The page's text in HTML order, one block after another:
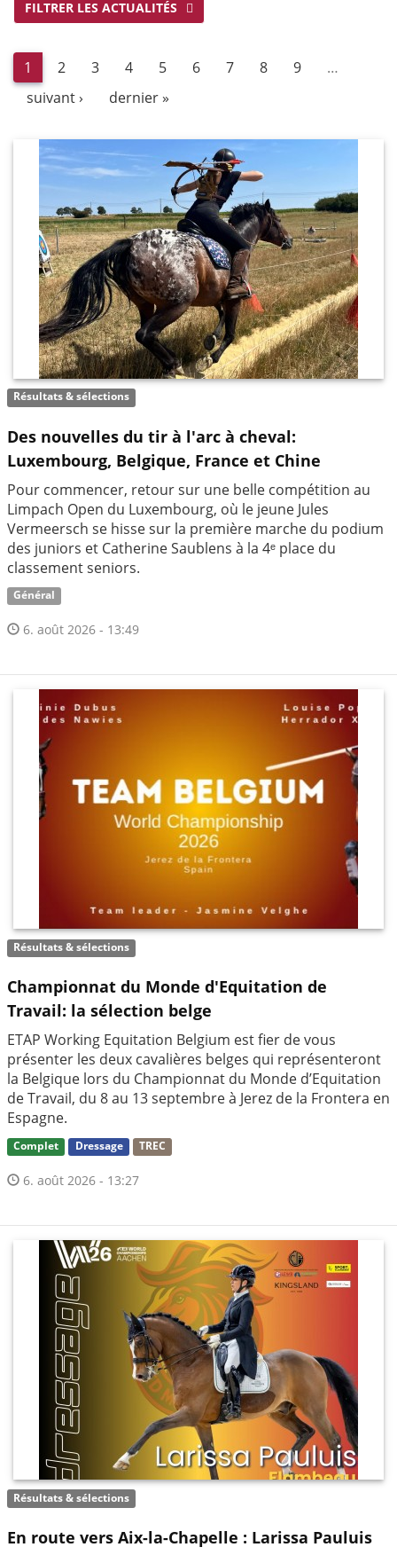
FILTRER LES ACTUALITÉS
1 2 3 4 5 6 7 8 9
…
suivant ›
dernier »
Résultats & sélections
Des nouvelles du tir à l'arc à cheval:
Luxembourg, Belgique, France et Chine
Pour commencer, retour sur une belle compétition au
Limpach Open du Luxembourg, où le jeune Jules
Vermeersch se hisse sur la première marche du podium
des juniors et Catherine Saublens à la 4ᵉ place du
classement seniors.
Général
6. août 2026 - 13:49
Résultats & sélections
Championnat du Monde d'Equitation de
Travail: la sélection belge
ETAP Working Equitation Belgium est fier de vous
présenter les deux cavalières belges qui représenteront
la Belgique lors du Championnat du Monde d’Equitation
de Travail, du 8 au 13 septembre à Jerez de la Frontera en
Espagne.
Complet Dressage TREC
6. août 2026 - 13:27
Résultats & sélections
En route vers Aix-la-Chapelle : Larissa Pauluis